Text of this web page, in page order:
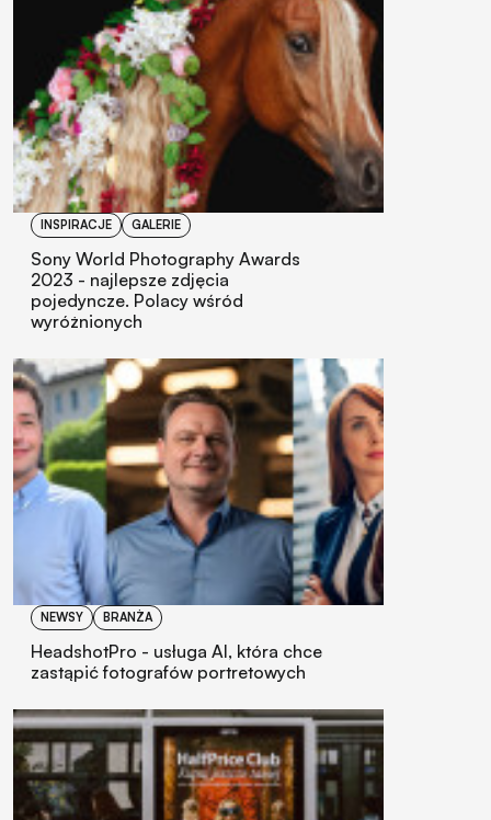
INSPIRACJE GALERIE
Sony World Photography Awards
2023 - najlepsze zdjęcia
pojedyncze. Polacy wśród
wyróżnionych
NEWSY BRANŻA
HeadshotPro - usługa AI, która chce
zastąpić fotografów portretowych